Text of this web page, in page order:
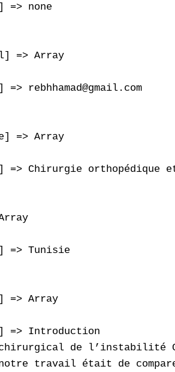
=> none
=> Array
=> rebhhamad@gmail.com
=> Array
=> Chirurgie orthopédique
=> Tunisie
=> Array
=> Introduction
de l’instabilité
travail était de